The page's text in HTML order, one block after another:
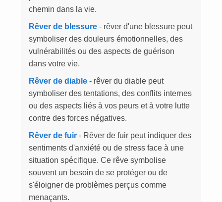
chemin dans la vie.
Rêver de blessure- rêver d'une blessure peut
symboliser des douleurs émotionnelles, des
vulnérabilités ou des aspects de guérison
dans votre vie.
Rêver de diable- rêver du diable peut
symboliser des tentations, des conflits internes
ou des aspects liés à vos peurs et à votre lutte
contre des forces négatives.
Rêver de fuir- Rêver de fuir peut indiquer des
sentiments d'anxiété ou de stress face à une
situation spécifique. Ce rêve symbolise
souvent un besoin de se protéger ou de
s'éloigner de problèmes perçus comme
menaçants.